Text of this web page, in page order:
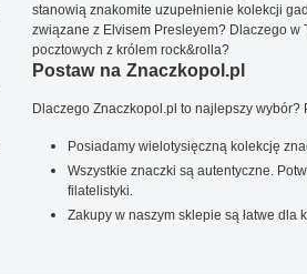
stanowią znakomite uzupełnienie kolekcji
związane z Elvisem Presleyem? Dlaczego w
pocztowych z królem rock&rolla?
Postaw na Znaczkopol.pl
Dlaczego Znaczkopol.pl to najlepszy wybór?
Posiadamy wielotysięczną kolekcję
Wszystkie znaczki są autentyczne.
filatelistyki.
Zakupy w naszym sklepie są łatwe dla